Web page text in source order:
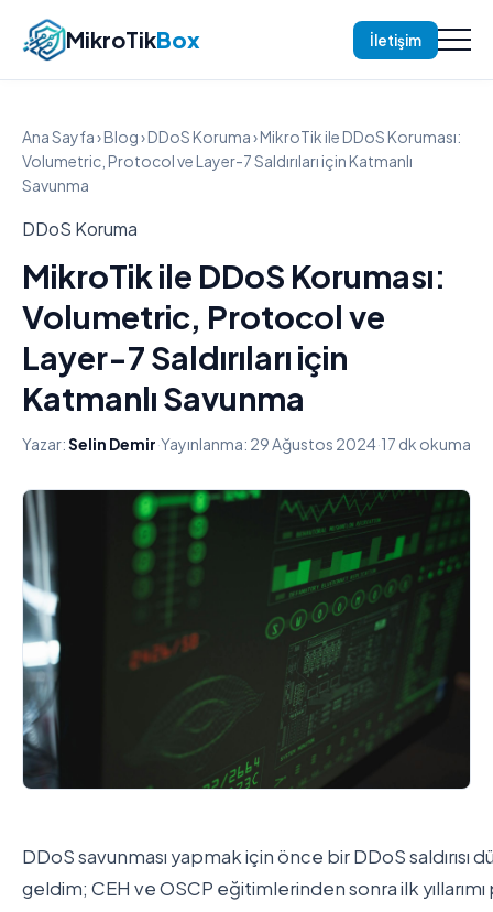
MikroTikBox İletişim
Ana Sayfa›Blog›DDoS Koruma› MikroTik ile DDoS Koruması:
Volumetric, Protocol ve Layer-7 Saldırıları için Katmanlı
Savunma
DDoS Koruma
MikroTik ile DDoS Koruması:
Volumetric, Protocol ve
Layer-7 Saldırıları için
Katmanlı Savunma
Yazar:Selin Demir·Yayınlanma: 29 Ağustos 2024·17 dk okuma
DDoS savunması yapmak için önce bir DDoS
geldim; CEH ve OSCP eğitimlerinden sonra ilk